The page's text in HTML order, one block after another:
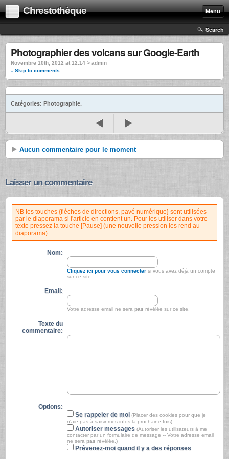
Chrestothèque Menu
Search
Photographier des volcans sur Google-Earth
Novembre 10th, 2012 at 12:14 > admin
↓ Skip to comments
Catégories: Photographie.
Aucun commentaire pour le moment
Laisser un commentaire
NB les touches {flèches de directions, pavé numérique} sont utilisées
par le diaporama si l'article en contient un. Pour les utiliser dans votre
texte pressez la touche [Pause] (une nouvelle pression les rend au
diaporama).
Nom:
Cliquez ici pour vous connecter si vous avez déjà un compte
sur ce site.
Email:
Votre adresse email ne sera pas révélée sur ce site.
Texte du
commentaire:
Options:
Se rappeler de moi (Placer des cookies pour que je
n'aie pas à saisir mes infos la prochaine fois)
Autoriser messages (Autoriser les utilisateurs à me
contacter par un formulaire de message -- Votre adresse email
ne sera pas révélée.)
Prévenez-moi quand il y a des réponses